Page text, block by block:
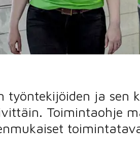
ja sen
Toimintaohje